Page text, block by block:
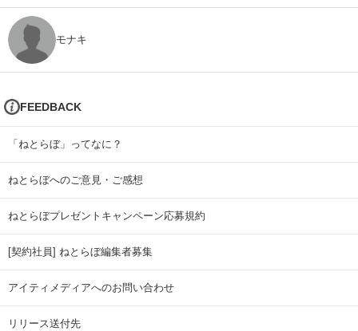
モナキ
FEEDBACK
「ねとらぼ」ってなに？
ねとらぼへのご意見・ご感想
ねとらぼプレゼントキャンペーン応募規約
[契約社員] ねとらぼ編集者募集
アイティメディアへのお問い合わせ
リリース送付先